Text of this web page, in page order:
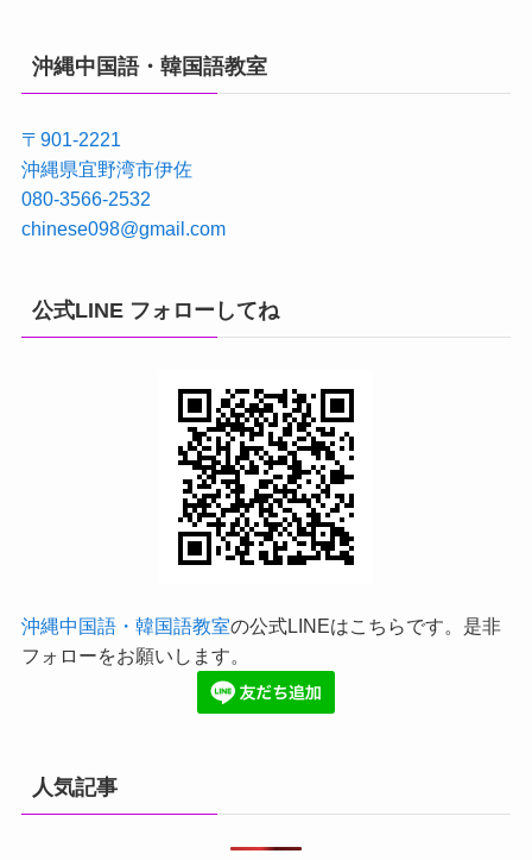
沖縄中国語・韓国語教室
〒901-2221
沖縄県宜野湾市伊佐
080-3566-2532
chinese098@gmail.com
公式LINE フォローしてね
沖縄中国語・韓国語教室の公式LINEはこちらです。是非
フォローをお願いします。
人気記事